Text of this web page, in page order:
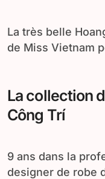
La très belle Hoang Anh, qui est une dauphine
de Miss Vietnam
La collection
Công Trí
9 ans dans la profession, habituellement
designer de robe